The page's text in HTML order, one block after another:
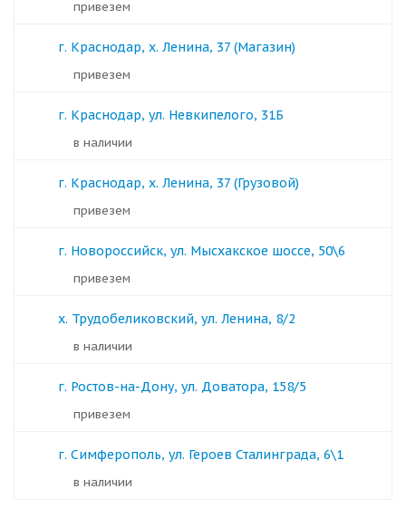
Привезем
г. Краснодар, х. Ленина, 37 (Магазин)
Привезем
г. Краснодар, ул. Невкипелого, 31Б
в наличии
г. Краснодар, х. Ленина, 37 (Грузовой)
Привезем
г. Новороссийск, ул. Мысхакское шоссе, 50\6
Привезем
х. Трудобеликовский, ул. Ленина, 8/2
в наличии
г. Ростов-на-Дону, ул. Доватора, 158/5
Привезем
г. Симферополь, ул. Героев Сталинграда, 6\1
в наличии